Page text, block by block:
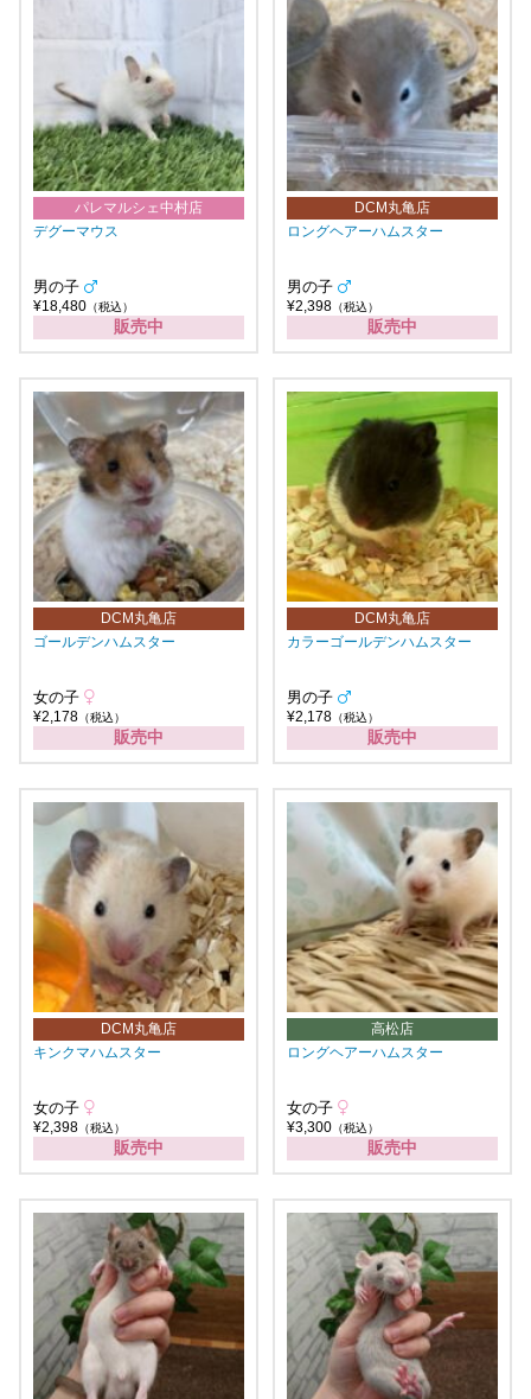
パレマルシェ中村店
デグーマウス
男の子
¥18,480 （税込）
販売中
DCM丸亀店
ロングヘアーハムスター
男の子
¥2,398 （税込）
販売中
DCM丸亀店
ゴールデンハムスター
女の子
¥2,178 （税込）
販売中
DCM丸亀店
カラーゴールデンハムスター
男の子
¥2,178 （税込）
販売中
DCM丸亀店
キンクマハムスター
女の子
¥2,398 （税込）
販売中
高松店
ロングヘアーハムスター
女の子
¥3,300 （税込）
販売中